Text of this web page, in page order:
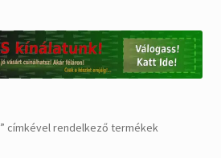
címkével rendelkező termékek